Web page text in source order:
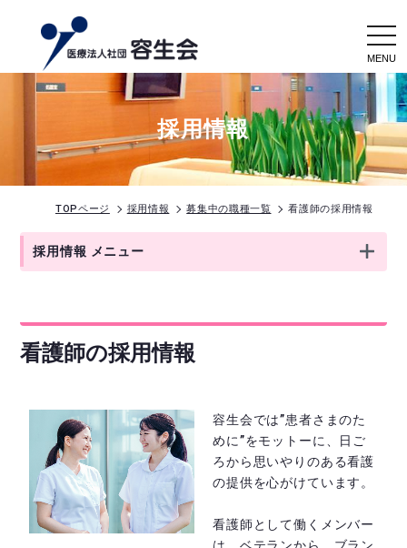
採用情報
TOPページ 採用情報 募集中の職種一覧 看護師の採用情報
採用情報 メニュー
看護師の採用情報
容生会では”患者さまのた
めに”をモットーに、日ご
ろから思いやりのある看護
の提供を心がけています。
看護師として働くメンバー